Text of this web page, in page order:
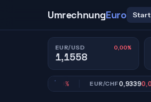
UmrechnungEuro Start
EUR/USD 0,00%
1,1558
EUR/CHF0,93390,00%